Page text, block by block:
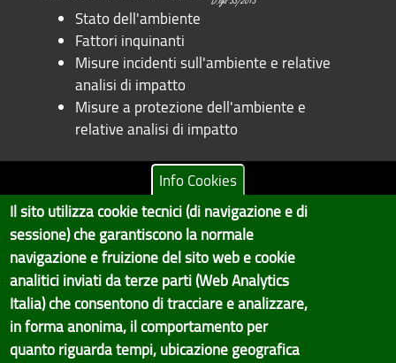
Stato dell'ambiente
Fattori inquinanti
Misure incidenti sull'ambiente e relative
analisi di impatto
Misure a protezione dell'ambiente e
relative analisi di impatto
Copyright © 2017 Città metropolitana di Genova | CF:
80007350103
Il Portale è gestito dal Servizio Sistemi Informativi e Sviluppo Economico,
GenovaMetropoli
Tecnologie e Accessibilità
Info Cookies
Il sito utilizza cookie tecnici (di navigazione e di
sessione) che garantiscono la normale
navigazione e fruizione del sito web e cookie
analitici inviati da terze parti (Web Analytics
Italia) che consentono di tracciare e analizzare,
in forma anonima, il comportamento per
quanto riguarda tempi, ubicazione geografica